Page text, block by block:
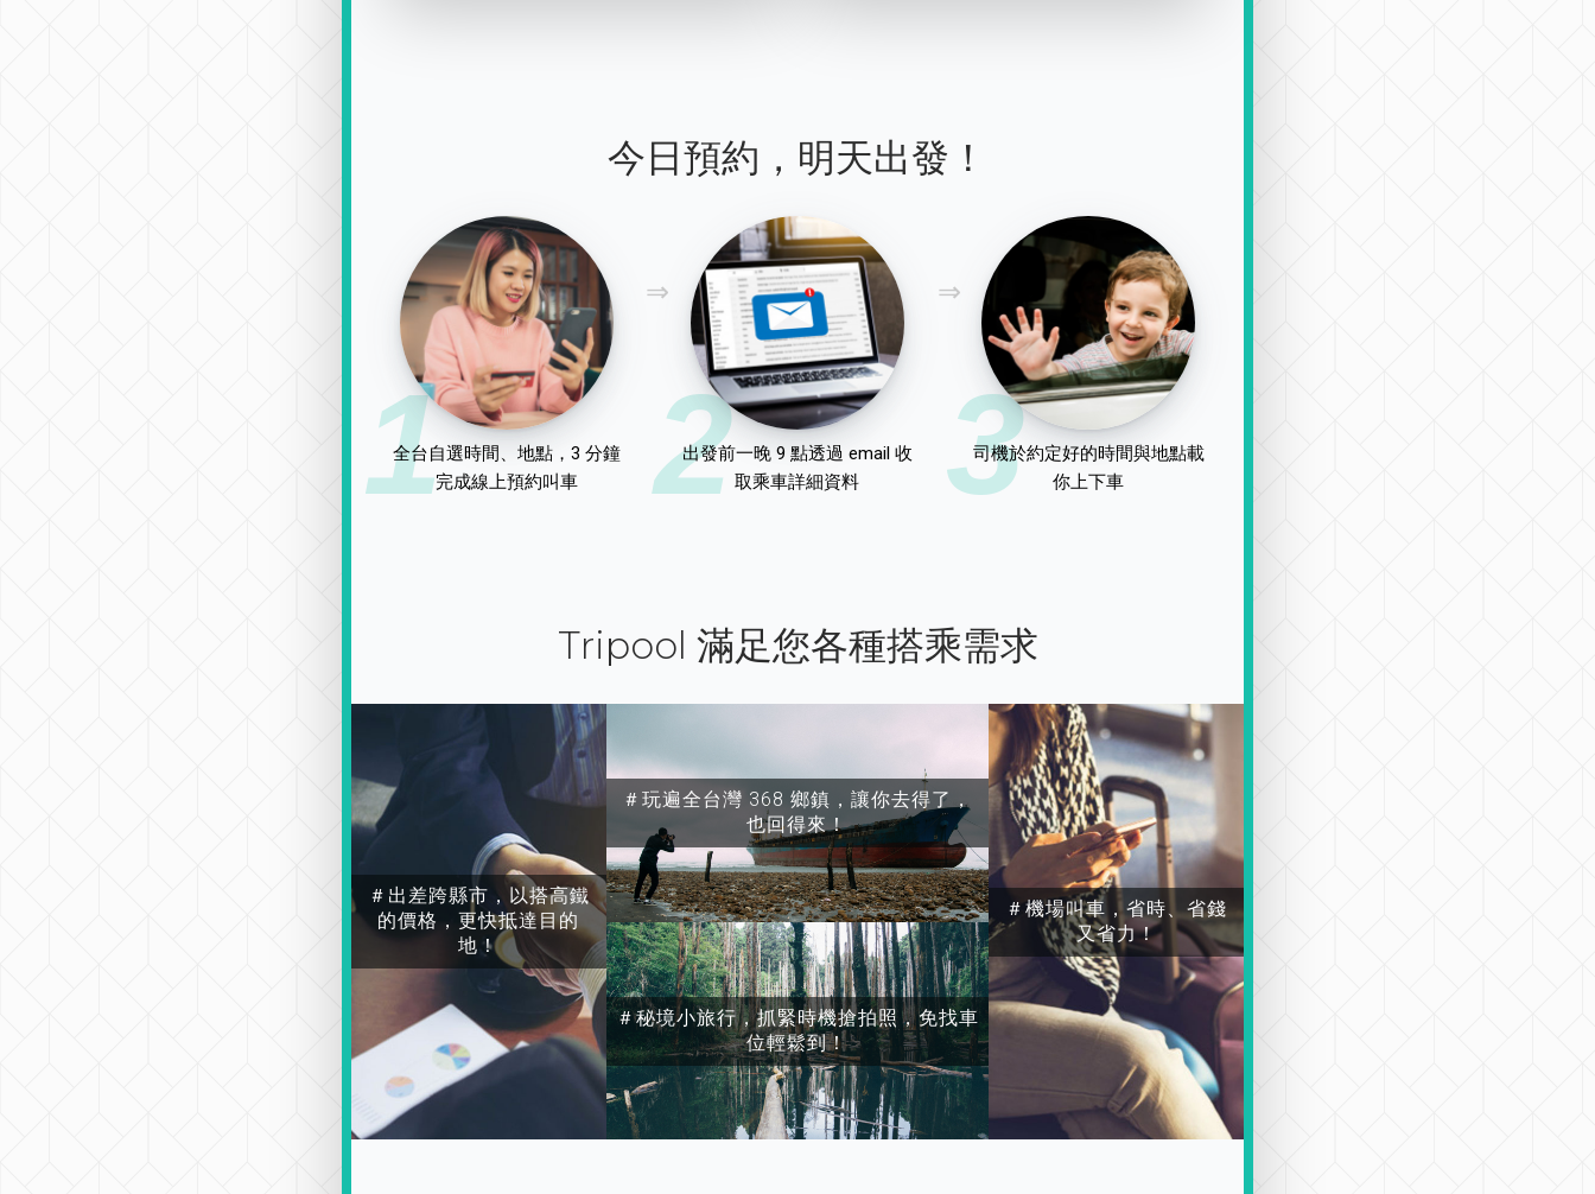
今日預約，明天出發！
1
全台自選時間、地點，3 分鐘
完成線上預約叫車
2
出發前一晚 9 點透過 email 收
取乘車詳細資料
3
司機於約定好的時間與地點載
你上下車
Tripool 滿足您各種搭乘需求
＃出差跨縣市，以搭高鐵
的價格，更快抵達目的
地！
＃玩遍全台灣 368 鄉鎮，讓你去得了，
也回得來！
＃秘境小旅行，抓緊時機搶拍照，免找車
位輕鬆到！
＃機場叫車，省時、省錢
又省力！